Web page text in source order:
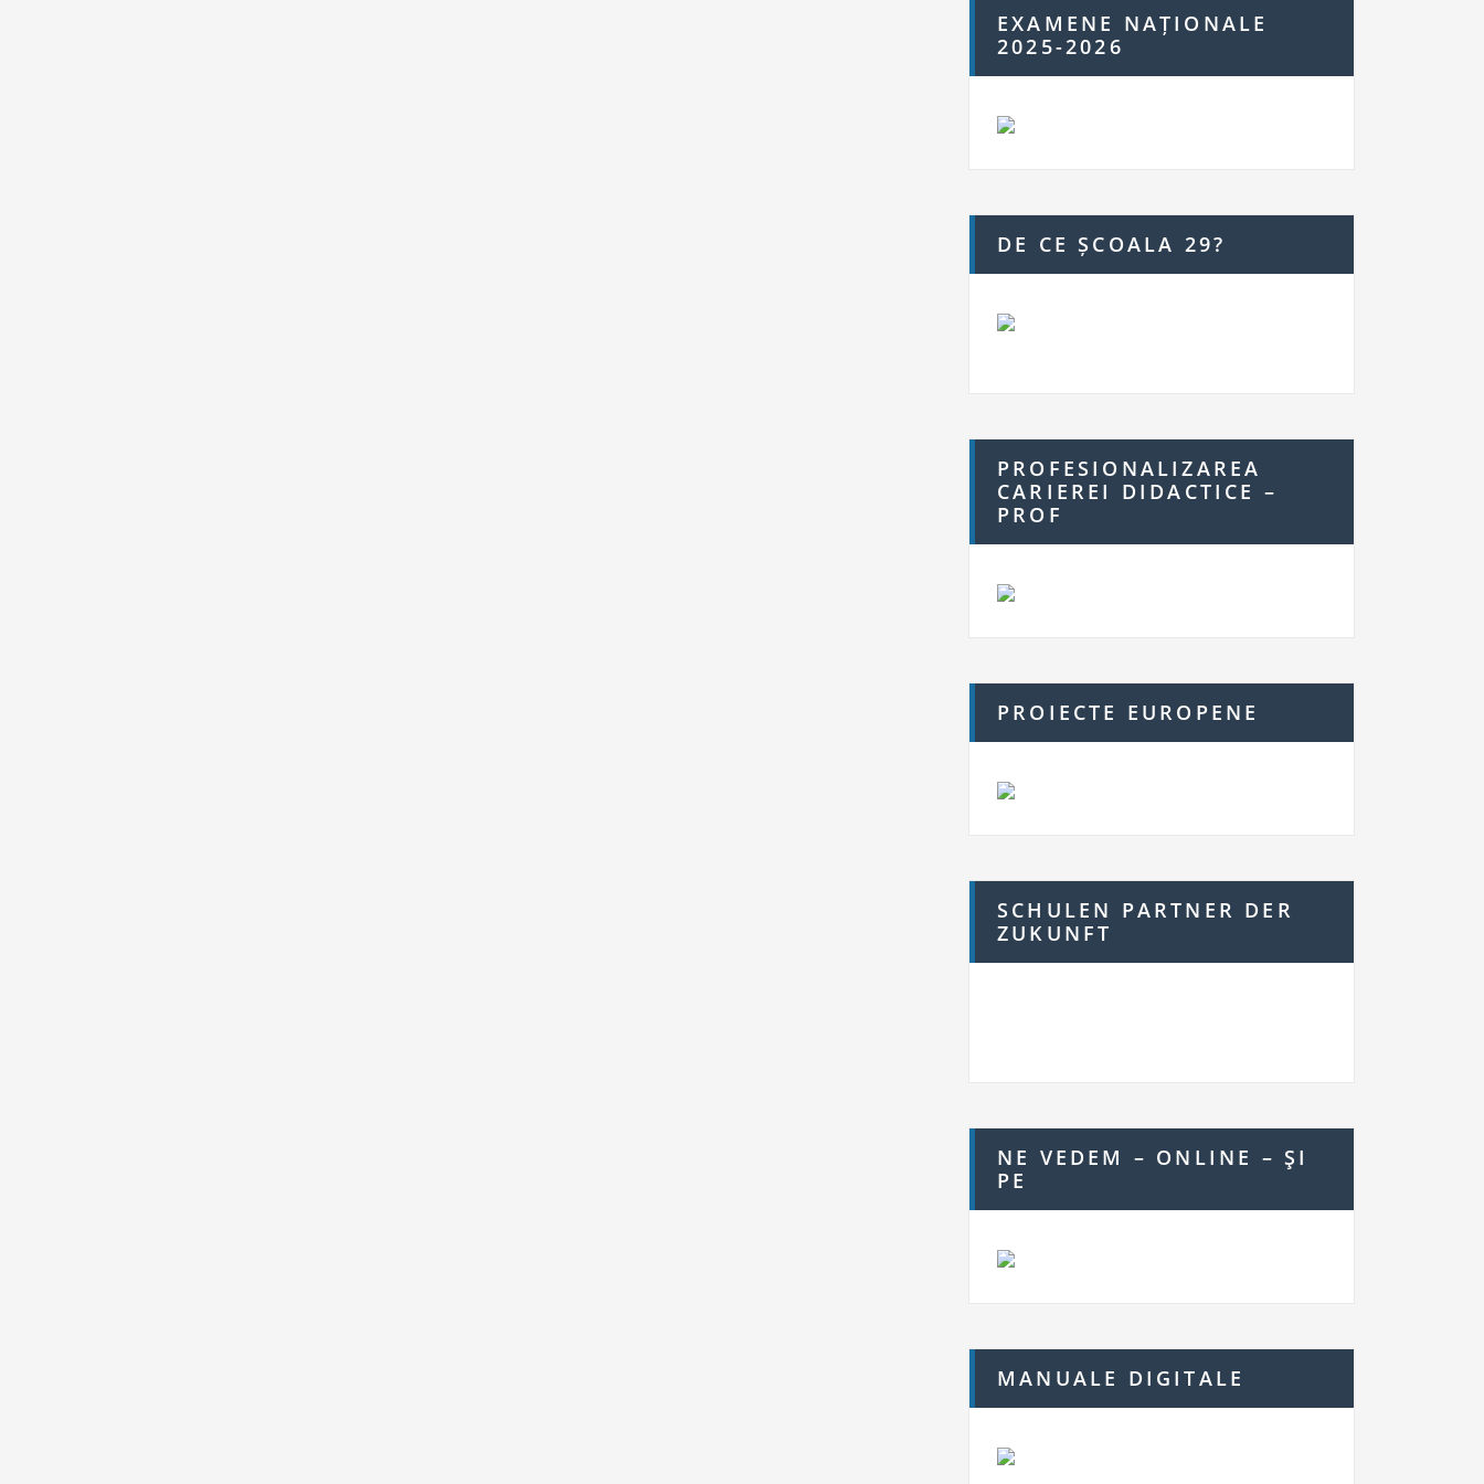
EXAMENE NAȚIONALE
2025-2026
DE CE ȘCOALA 29?
PROFESIONALIZAREA
CARIEREI DIDACTICE –
PROF
PROIECTE EUROPENE
SCHULEN PARTNER DER
ZUKUNFT
NE VEDEM – ONLINE – ŞI
PE
MANUALE DIGITALE